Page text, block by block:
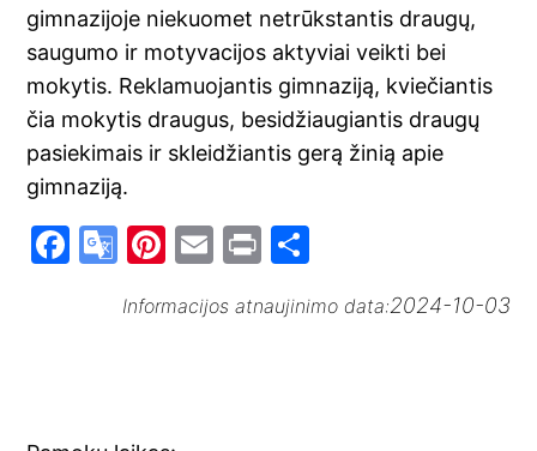
gimnazijoje niekuomet netrūkstantis draugų,
saugumo ir motyvacijos aktyviai veikti bei
mokytis. Reklamuojantis gimnaziją, kviečiantis
čia mokytis draugus, besidžiaugiantis draugų
pasiekimais ir skleidžiantis gerą žinią apie
gimnaziją.
F
o
G
o
Tr
Pi
er
E
ai
Pr
t
ar
Informacijos atnaujinimo data:2024-10-03